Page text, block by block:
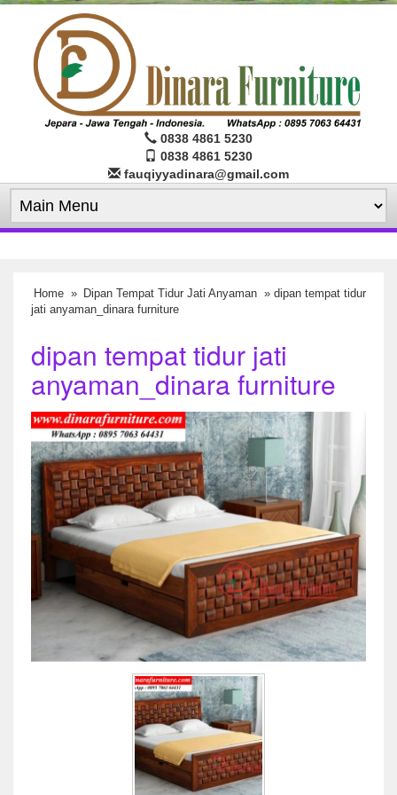
0838 4861 5230
0838 4861 5230
fauqiyyadinara@gmail.com
Home » Dipan Tempat Tidur Jati Anyaman » dipan tempat tidur
jati anyaman_dinara furniture
dipan tempat tidur jati
anyaman_dinara furniture